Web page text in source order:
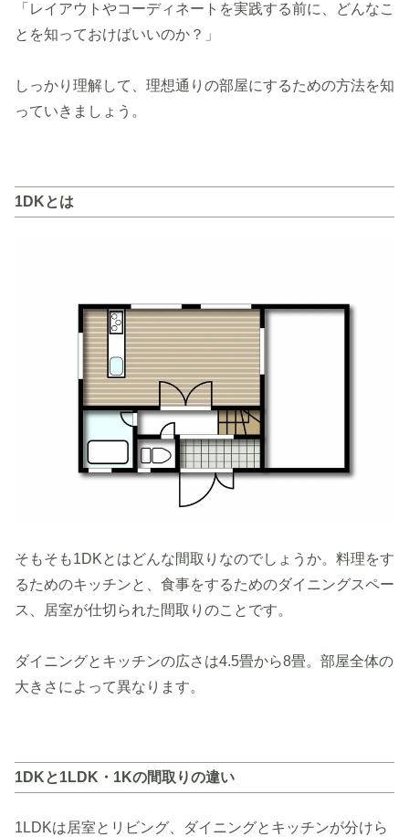
「レイアウトやコーディネートを実践する前に、どんなこ
とを知っておけばいいのか？」
しっかり理解して、理想通りの部屋にするための方法を知
っていきましょう。
1DKとは
そもそも1DKとはどんな間取りなのでしょうか。料理をす
るためのキッチンと、食事をするためのダイニングスペー
ス、居室が仕切られた間取りのことです。
ダイニングとキッチンの広さは4.5畳から8畳。部屋全体の
大きさによって異なります。
1DKと1LDK・1Kの間取りの違い
1LDKは居室とリビング、ダイニングとキッチンが分けら